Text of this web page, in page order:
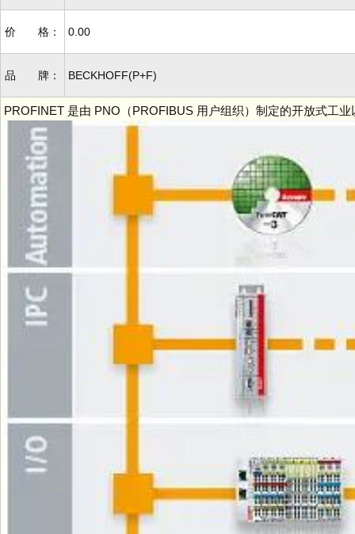
价 格： 0.00
品 牌： BECKHOFF(P+F)
PROFINET 是由 PNO（PROFIBUS 用户组织）制定的开放式工